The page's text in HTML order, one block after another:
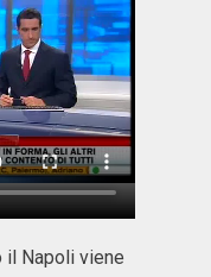
il Napoli viene